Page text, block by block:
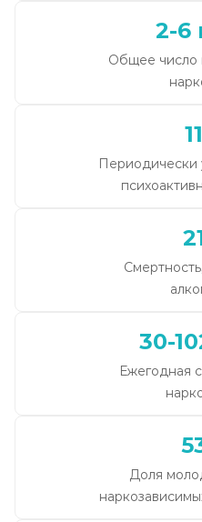
2-6
Общее число
30-
Ежегодная
Доля